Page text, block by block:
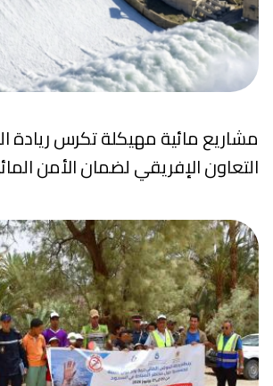
مشاريع مائية مهيكلة تكرس ريادة
التعاون الإفريقي لضمان الأمن